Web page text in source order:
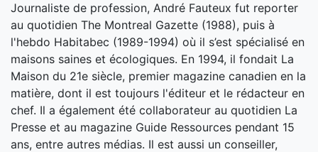
Journaliste de profession, André Fauteux fut reporter
au quotidien The Montreal Gazette (1988), puis à
l'hebdo Habitabec (1989-1994) où il s’est spécialisé en
maisons saines et écologiques. En 1994, il fondait La
Maison du 21e siècle, premier magazine canadien en la
matière, dont il est toujours l'éditeur et le rédacteur en
chef. Il a également été collaborateur au quotidien La
Presse et au magazine Guide Ressources pendant 15
ans, entre autres médias. Il est aussi un conseiller,